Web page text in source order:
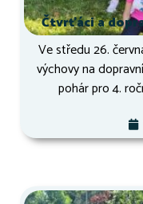
Čtvrťáci a
Ve středu 26.
výchovy na
pohár pro 4.